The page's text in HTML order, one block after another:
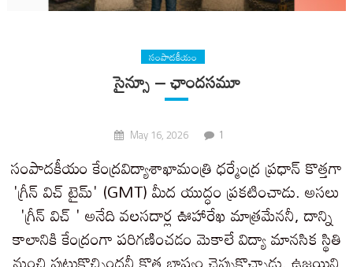
సంపాదకీయం
సైన్సూ – ఛాందసమూ
May 16, 2026 1
సంపాదకీయం కేంద్రవిద్యాశాఖామంత్రి ధర్మేంద్ర ప్రధాన్ కొత్తగా
'గ్రీన్ విచ్ టైమ్' (GMT) మీద యుద్ధం ప్రకటించాడు. అసలు
'గ్రీన్ విచ్ ' అనేది వలసదార్ల ఊహారేఖ మాత్రమేననీ, దాన్ని
కాలానికి కేంద్రంగా పరిగణించడం మెకాలే విద్యా మానసిక స్థితి